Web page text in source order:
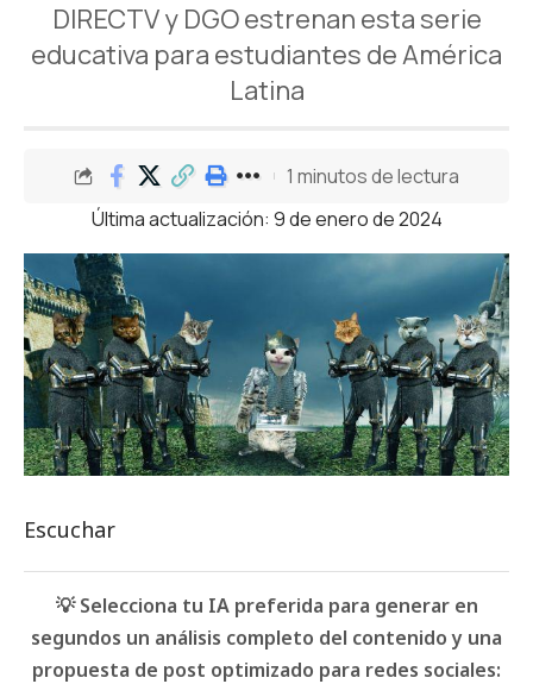
DIRECTV y DGO estrenan esta serie
educativa para estudiantes de América
Latina
Última actualización: 9 de enero de 2024
1 minutos de lectura
Escuchar
💡 Selecciona tu IA preferida para generar en
segundos un análisis completo del contenido y una
propuesta de post optimizado para redes sociales: